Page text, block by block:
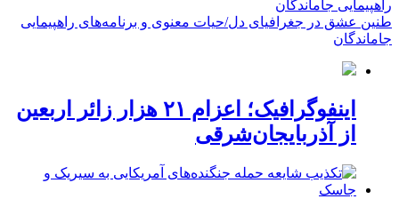
طنین عشق در جغرافیای دل/حیات معنوی و برنامه‌های راهپیمایی
جاماندگان
اینفوگرافیک؛ اعزام ۲۱ هزار زائر اربعین
از آذربایجان‌شرقی